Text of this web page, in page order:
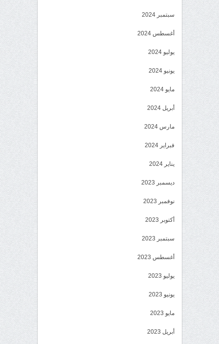
سبتمبر 2024
أغسطس 2024
يوليو 2024
يونيو 2024
مايو 2024
أبريل 2024
مارس 2024
فبراير 2024
يناير 2024
ديسمبر 2023
نوفمبر 2023
أكتوبر 2023
سبتمبر 2023
أغسطس 2023
يوليو 2023
يونيو 2023
مايو 2023
أبريل 2023